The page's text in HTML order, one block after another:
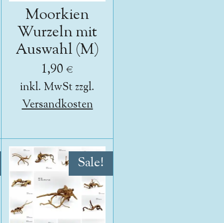
Moorkien
Wurzeln mit
Auswahl (M)
1,90 €
inkl. MwSt zzgl.
Versandkosten
Sale!